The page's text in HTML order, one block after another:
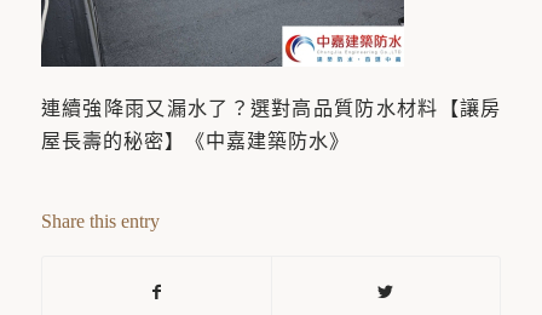
連續強降雨又漏水了？選對高品質防水材料【讓房
屋長壽的秘密】《中嘉建築防水》
Share this entry